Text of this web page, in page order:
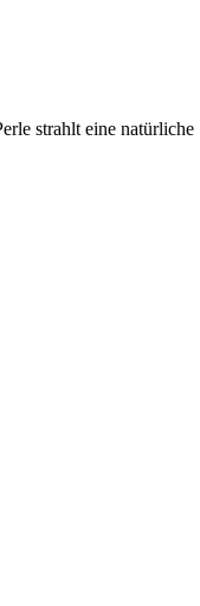
strahlt eine natürliche